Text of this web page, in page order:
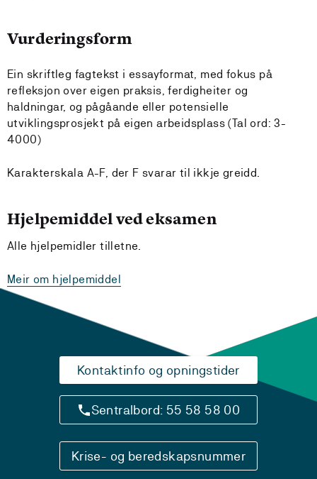
Vurderingsform
Ein skriftleg fagtekst i essayformat, med fokus på
refleksjon over eigen praksis, ferdigheiter og
haldningar, og pågåande eller potensielle
utviklingsprosjekt på eigen arbeidsplass (Tal ord: 3-
4000)
Karakterskala A-F, der F svarar til ikkje greidd.
Hjelpemiddel ved eksamen
Alle hjelpemidler tilletne.
Meir om hjelpemiddel
Kontaktinfo og opningstider
Sentralbord: 55 58 58 00
Krise- og beredskapsnummer